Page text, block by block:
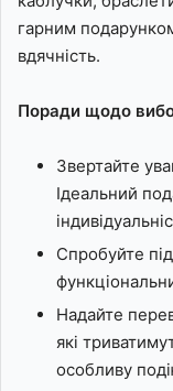
гарним
вдячність.
Поради щодо
Звертайте
Ідеальний
Спробуйте
Надайте
які
особливу